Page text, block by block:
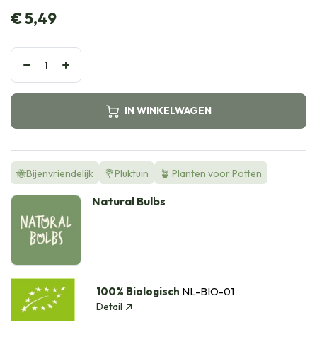
€5,49
IN WINKELWAGEN
🐝Bijenvriendelijk 💐Pluktuin 🪴 Planten voor Potten
Natural Bulbs
100% Biologisch NL-BIO-01
Detail